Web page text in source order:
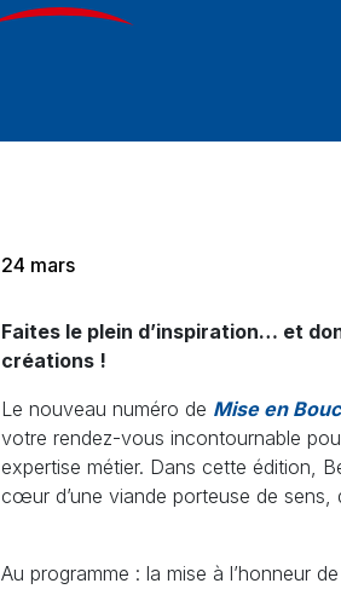
24 mars
Faites le plein d’inspiration… et
créations !
Le nouveau numéro de Mise en
votre rendez-vous incontournable
expertise métier. Dans cette édition,
cœur d’une viande porteuse de sens,
Au programme : la mise à l’honneur